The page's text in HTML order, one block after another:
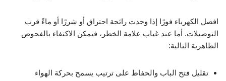
افصل الكهرباء فورًا إذا وجدت رائحة احتراق أو شررًا أو ماءً قرب
التوصيلات. أما عند غياب علامة الخطر، فيمكن الاكتفاء بالفحوص
الظاهرية التالية:
تقليل فتح الباب والحفاظ على ترتيب يسمح بحركة الهواء